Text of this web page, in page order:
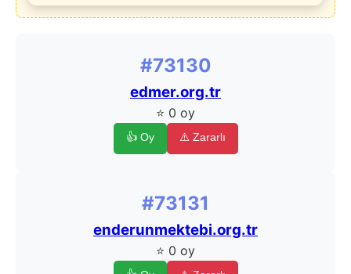
#73130
edmer.org.tr
⭐ 0 oy
👍 Oy ⚠️ Zararlı
#73131
enderunmektebi.org.tr
⭐ 0 oy